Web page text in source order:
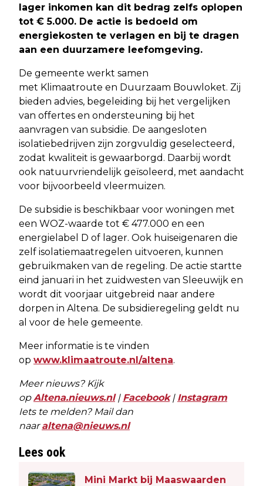
lager inkomen kan dit bedrag zelfs oplopen
tot € 5.000. De actie is bedoeld om
energiekosten te verlagen en bij te dragen
aan een duurzamere leefomgeving.
De gemeente werkt samen
met Klimaatroute en Duurzaam Bouwloket. Zij
bieden advies, begeleiding bij het vergelijken
van offertes en ondersteuning bij het
aanvragen van subsidie. De aangesloten
isolatiebedrijven zijn zorgvuldig geselecteerd,
zodat kwaliteit is gewaarborgd. Daarbij wordt
ook natuurvriendelijk geïsoleerd, met aandacht
voor bijvoorbeeld vleermuizen.
De subsidie is beschikbaar voor woningen met
een WOZ-waarde tot € 477.000 en een
energielabel D of lager. Ook huiseigenaren die
zelf isolatiemaatregelen uitvoeren, kunnen
gebruikmaken van de regeling. De actie startte
eind januari in het zuidwesten van Sleeuwijk en
wordt dit voorjaar uitgebreid naar andere
dorpen in Altena. De subsidieregeling geldt nu
al voor de hele gemeente.
Meer informatie is te vinden
op www.klimaatroute.nl/altena.
Meer nieuws? Kijk
opAltena.nieuws.nl| Facebook| Instagram
Iets te melden? Mail dan
naaraltena@nieuws.nl
Lees ook
Mini Markt bij Maaswaarden